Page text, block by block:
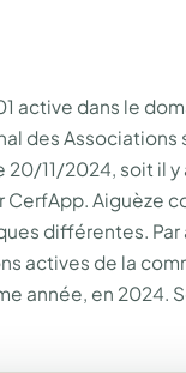
active dans le
des Associations
11/2024, soit il y
Aiguèze
différentes.
actives de la
année, en 2024.